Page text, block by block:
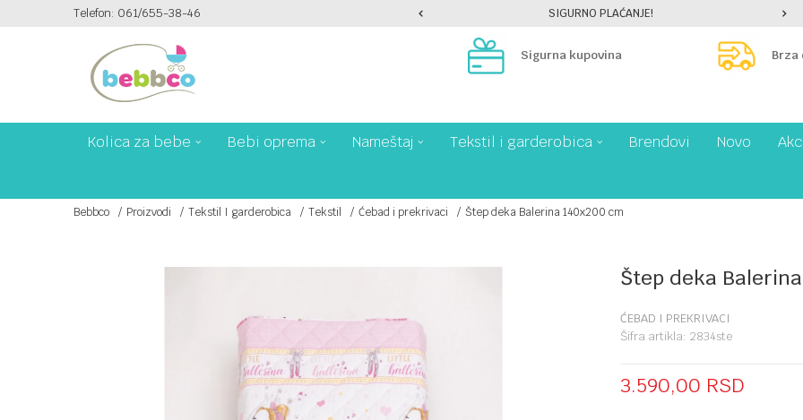
Telefon: 061/655-38-46PLAĆANJE PLATNIM KARTICAMA NA 6 RATA! SIGURNO PLAĆANJE!
Sigurna kupovina Brza
Kolica za bebe Bebi oprema Nameštaj Tekstil i garderobica Brendovi Novo
Bebbco Proizvodi Tekstil I garderobica Tekstil Ćebad i prekrivaci Štep deka Balerina 140x200 cm
Štep deka
ĆEBAD I PREKRIVACI
Šifra artikla: 2834ste
3.590,00 RSD